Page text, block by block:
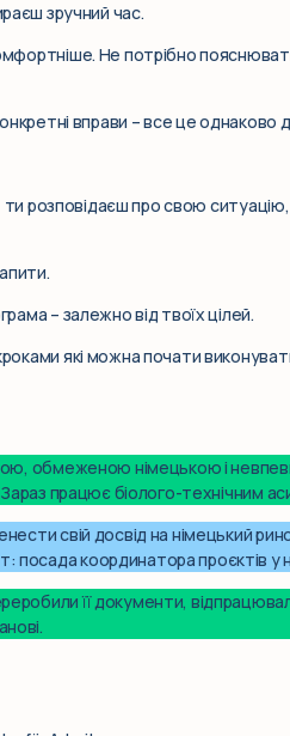
зручний час.
Не потрібно
вправи – все це
розповідаєш про свою
– залежно від твоїх цілей.
які можна почати
обмеженою німецькою і
працює біолого-технічним
свій досвід на німецький
координатора проєктів у
її документи,